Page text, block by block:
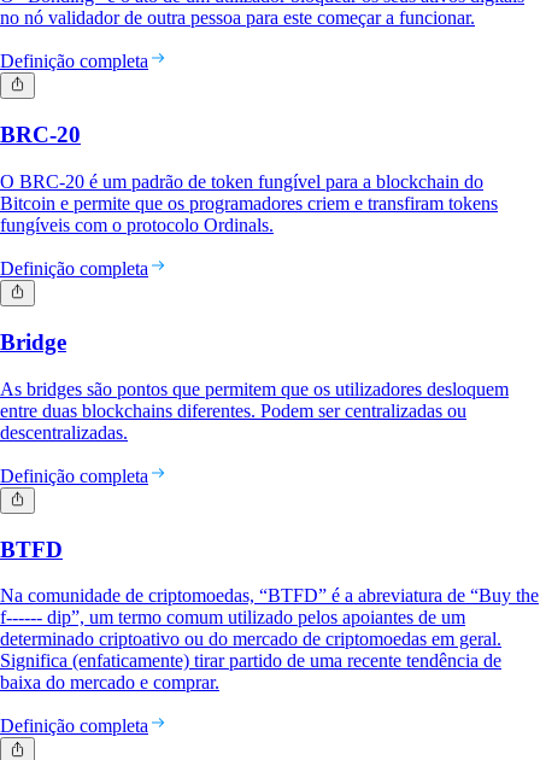
no nó validador de outra pessoa para este começar a funcionar.
Definição completa
BRC-20
O BRC-20 é um padrão de token fungível para a blockchain do
Bitcoin e permite que os programadores criem e transfiram tokens
fungíveis com o protocolo Ordinals.
Definição completa
Bridge
As bridges são pontos que permitem que os utilizadores desloquem
entre duas blockchains diferentes. Podem ser centralizadas ou
descentralizadas.
Definição completa
BTFD
Na comunidade de criptomoedas, “BTFD” é a abreviatura de “Buy the
f------ dip”, um termo comum utilizado pelos apoiantes de um
determinado criptoativo ou do mercado de criptomoedas em geral.
Significa (enfaticamente) tirar partido de uma recente tendência de
baixa do mercado e comprar.
Definição completa